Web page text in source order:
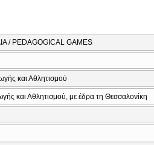
/ PEDAGOGICAL GAMES
και Αθλητισμού
και Αθλητισμού, με έδρα τη Θεσσαλονίκη